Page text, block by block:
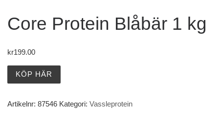
Core Protein Blåbär 1 kg
kr199.00
KÖP HÄR
Artikelnr: 87546 Kategori: Vassleprotein